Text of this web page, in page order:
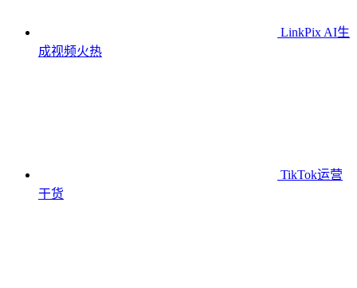
LinkPix AI生
成视频火热
TikTok运营
干货